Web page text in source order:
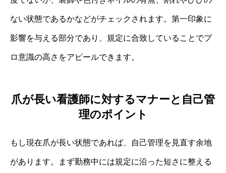
ない状態であるかなどがチェックされます。第一印象に
影響を与える部分であり、規定に合致していることでプ
ロ意識の高さをアピールできます。
爪が長い看護師に対するマナーと自己管
理のポイント
もし現在爪が長い状態であれば、自己管理を見直す余地
があります。まず勤務中には規定に沿った短さに整える